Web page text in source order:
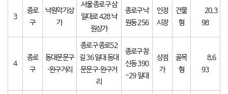
3
종로
구
낙원악기상
가
서울 종로구 삼
일대로 428 낙
원상가
종로구 낙
원동 256
인정
시장
건물
형
20,3
98
4
종로
구
동대문문구
·완구거리
종로구 종로52
길 36 일대 동대
문문구·완구거
리
종로구 창
신동 390
-29 일대
상점
가
골목
형
8,6
93